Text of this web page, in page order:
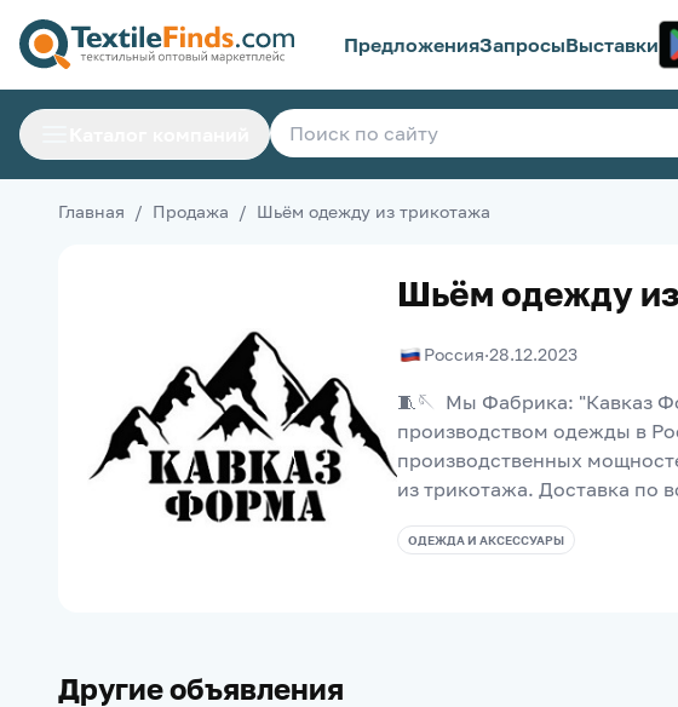
ПредложенияЗапросыВыставки
Главная / Продажа / Шьём одежду из трикотажа
Шьём одежду
Россия·28.12.2023
🧵🪡  Мы Фабрика: "Кавказ
производством одежды в
производственных
из трикотажа. Доставка по
ОДЕЖДА И АКСЕССУАРЫ
Другие объявления